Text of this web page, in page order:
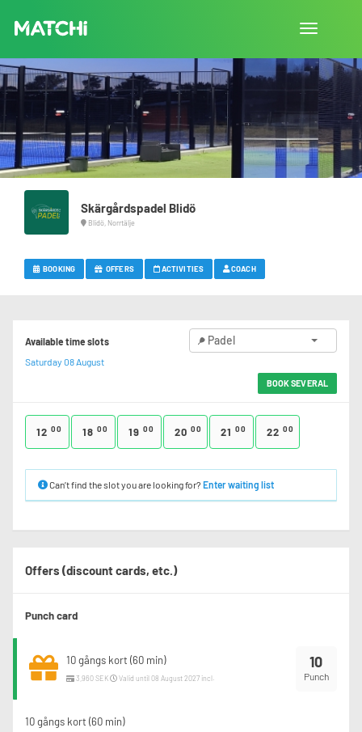
Toggle
Skärgårdspadel Blidö
Blidö, Norrtälje
BOOKING OFFERS ACTIVITIES COACH
Available time slots
Saturday 08 August
Padel
BOOK SEVERAL
12 00 18 00 19 00 20 00 21 00 22 00
Can’t find the slot you are looking for? Enter waiting list
Offers (discount cards, etc.)
Punch card
10
Punch
10 gångs kort (60 min)
3,960 SEK Valid until 08 August 2027 incl.
10 gångs kort (60 min)